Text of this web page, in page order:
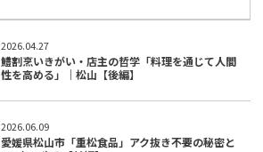
2026.04.27
鱧割烹いきがい・店主の哲学「料理を通じて人間
性を高める」｜松山【後編】
2026.06.09
愛媛県松山市「重松食品」アク抜き不要の秘密と